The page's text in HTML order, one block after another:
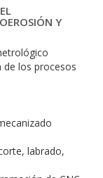
Y
de los procesos
labrado,